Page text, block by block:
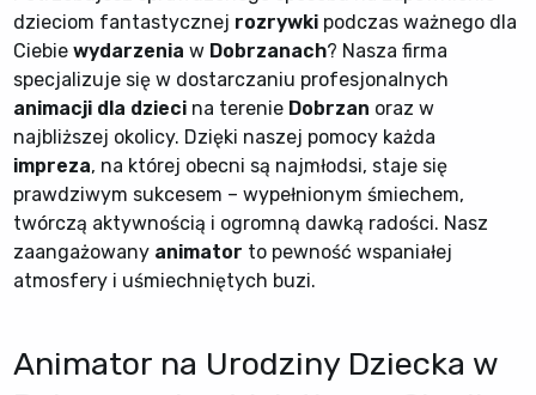
dzieciom fantastycznej rozrywki podczas ważnego dla
Ciebiewydarzenia w Dobrzanach? Nasza firma
specjalizuje się w dostarczaniu profesjonalnych
animacji dla dzieci na terenie Dobrzan oraz w
najbliższej okolicy. Dzięki naszej pomocy każda
impreza, na której obecni są najmłodsi, staje się
prawdziwym sukcesem – wypełnionym śmiechem,
twórczą aktywnością i ogromną dawką radości. Nasz
zaangażowany animator to pewność wspaniałej
atmosfery i uśmiechniętych buzi.
Animator na Urodziny Dziecka w